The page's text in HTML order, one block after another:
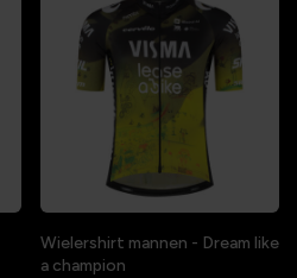
Wielershirt mannen - Dream like
a champion